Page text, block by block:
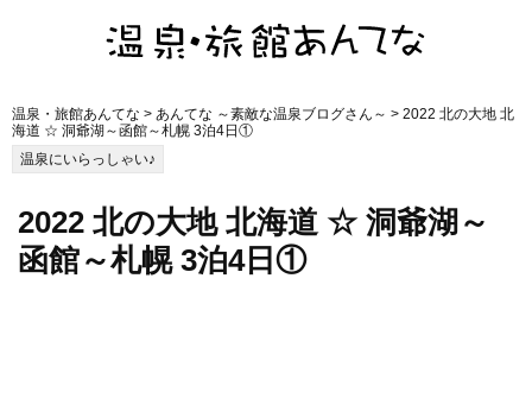
温泉・旅館あんてな > あんてな ～素敵な温泉ブログさん～ > 2022 北の大地 北
海道 ☆ 洞爺湖～函館～札幌 3泊4日①
温泉にいらっしゃい♪
2022 北の大地 北海道 ☆ 洞爺湖～
函館～札幌 3泊4日①